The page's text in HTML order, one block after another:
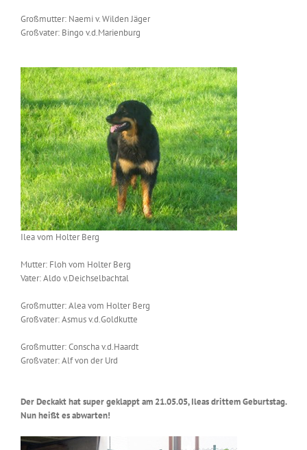
Großmutter: Naemi v. Wilden Jäger
Großvater: Bingo v.d.Marienburg
Ilea vom Holter Berg
Mutter: Floh vom Holter Berg
Vater: Aldo v.Deichselbachtal
Großmutter: Alea vom Holter Berg
Großvater: Asmus v.d.Goldkutte
Großmutter: Conscha v.d.Haardt
Großvater: Alf von der Urd
Der Deckakt hat super geklappt am 21.05.05, Ileas drittem Geburtstag.
Nun heißt es abwarten!